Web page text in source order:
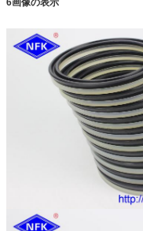
6画像の表示